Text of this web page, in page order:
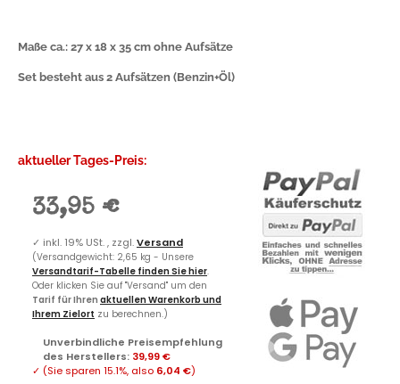
Maße ca.: 27 x 18 x 35 cm ohne Aufsätze
Set besteht aus 2 Aufsätzen (Benzin+Öl)
aktueller Tages-Preis:
33,95 €
✓ inkl. 19% USt. , zzgl.Versand
(Versandgewicht: 2,65 kg - Unsere
Versandtarif-Tabelle finden Sie hier.
Oder klicken Sie auf "Versand" um den
Tarif für Ihren aktuellen Warenkorb und
Ihrem Zielort zu berechnen.)
Unverbindliche Preisempfehlung
des Herstellers: 39,99 €
✓ (Sie sparen 15.1%, also 6,04 €)